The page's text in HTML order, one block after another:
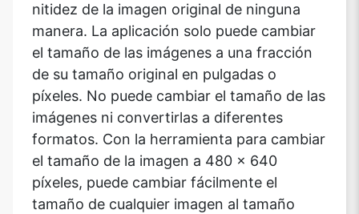
nitidez de la imagen original de ninguna
manera. La aplicación solo puede cambiar
el tamaño de las imágenes a una fracción
de su tamaño original en pulgadas o
píxeles. No puede cambiar el tamaño de las
imágenes ni convertirlas a diferentes
formatos. Con la herramienta para cambiar
el tamaño de la imagen a 480 x 640
píxeles, puede cambiar fácilmente el
tamaño de cualquier imagen al tamaño